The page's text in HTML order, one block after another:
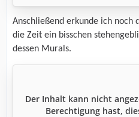
Anschließend erkunde ich noch
die Zeit ein bisschen
dessen Murals.
Der Inhalt kann nicht
Berechtigung hast,